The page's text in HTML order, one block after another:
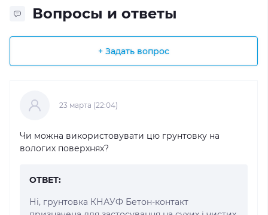
Вопросы и ответы
+ Задать вопрос
23 марта (22:04)
Чи можна використовувати цю грунтовку на
вологих поверхнях?
ОТВЕТ:
Ні, грунтовка КНАУФ Бетон-контакт